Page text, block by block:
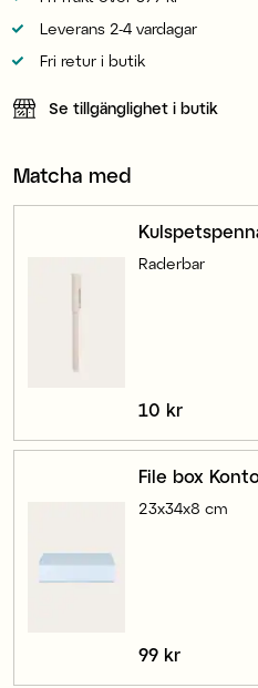
Leverans 2-4 vardagar
Fri retur i butik
Se tillgänglighet i butik
Matcha med
Raderbar
Pris:10 kr
10 kr
File box
23x34x8 cm
Pris:99 kr
99 kr